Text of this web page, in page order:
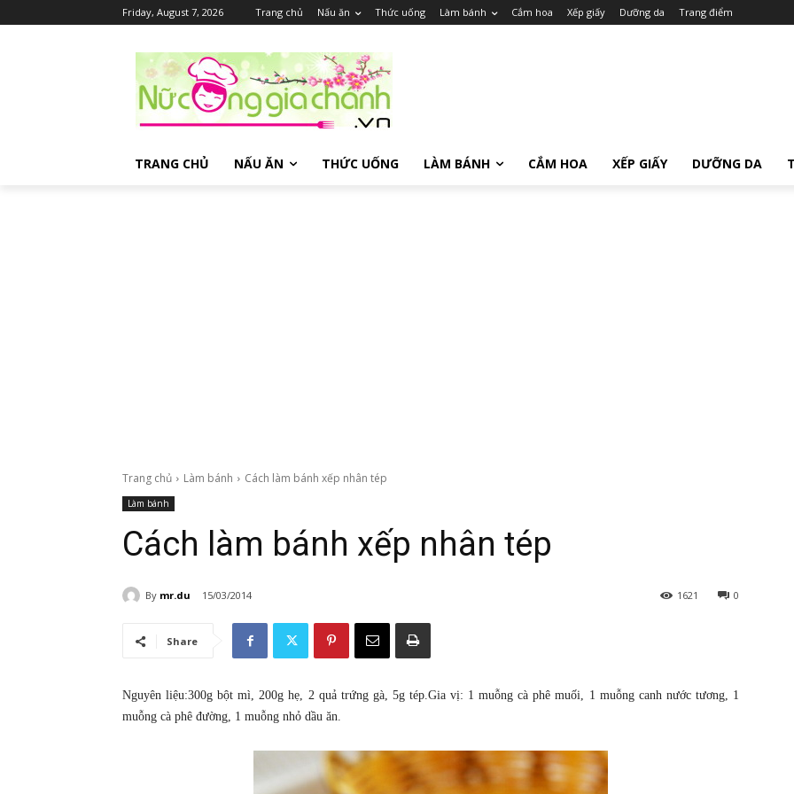
Friday, August 7, 2026 Trang chủ Nấu ăn Thức uống Làm bánh Cắm hoa Xếp giấy Dưỡng da Trang điểm
TRANG CHỦ NẤU ĂN THỨC UỐNG LÀM BÁNH CẮM HOA XẾP GIẤY DƯỠNG DA
Trang chủ Làm bánh Cách làm bánh xếp nhân tép
Làm bánh
Cách làm bánh xếp nhân tép
By mr.du 15/03/2014 0
1621
Share
Nguyên liệu:300g bột mì, 200g hẹ, 2 quả trứng gà, 5g tép.Gia vị: 1 muỗng cà phê muối, 1 muỗng canh nước tương, 1
muỗng cà phê đường, 1 muỗng nhỏ dầu ăn.